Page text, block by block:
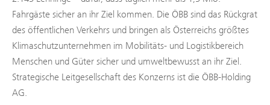
Fahrgäste sicher an ihr Ziel kommen. Die ÖBB sind das Rückgrat
des öffentlichen Verkehrs und bringen als Österreichs größtes
Klimaschutzunternehmen im Mobilitäts- und Logistikbereich
Menschen und Güter sicher und umweltbewusst an ihr Ziel.
Strategische Leitgesellschaft des Konzerns ist die ÖBB-Holding
AG.